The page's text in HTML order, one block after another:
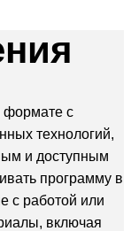
формате с
технологий,
и доступным
программу в
с работой или
включая